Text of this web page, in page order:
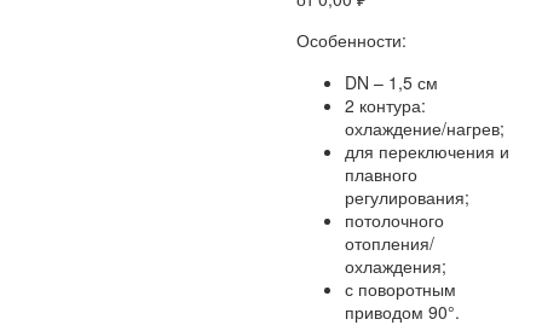
Особенности:
DN – 1,5 см
2 контура:
охлаждение/нагрев;
для переключения и
плавного
регулирования;
потолочного
отопления/
охлаждения;
с поворотным
приводом 90°.